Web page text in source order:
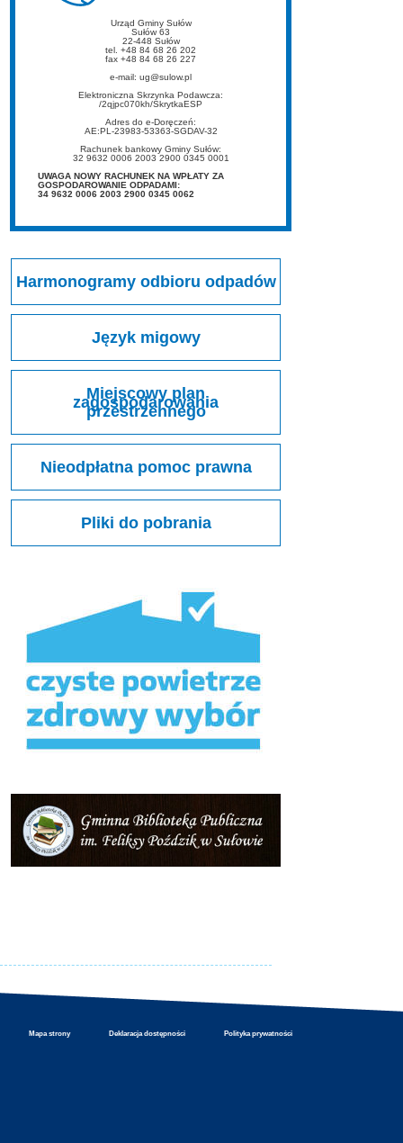
Urząd Gminy Sułów
Sułów 63
22-448 Sułów
tel. +48 84 68 26 202
fax +48 84 68 26 227
e-mail: ug@sulow.pl
Elektroniczna Skrzynka Podawcza:
/2qjpc070kh/SkrytkaESP
Adres do e-Doręczeń:
AE:PL-23983-53363-SGDAV-32
Rachunek bankowy Gminy Sułów:
32 9632 0006 2003 2900 0345 0001
UWAGA NOWY RACHUNEK NA WPŁATY ZA
GOSPODAROWANIE ODPADAMI:
34 9632 0006 2003 2900 0345 0062
Harmonogramy odbioru odpadów
Język migowy
Miejscowy plan
zagospodarowania
przestrzennego
Nieodpłatna pomoc prawna
Pliki do pobrania
Mapa strony Deklaracja dostępności Polityka prywatności